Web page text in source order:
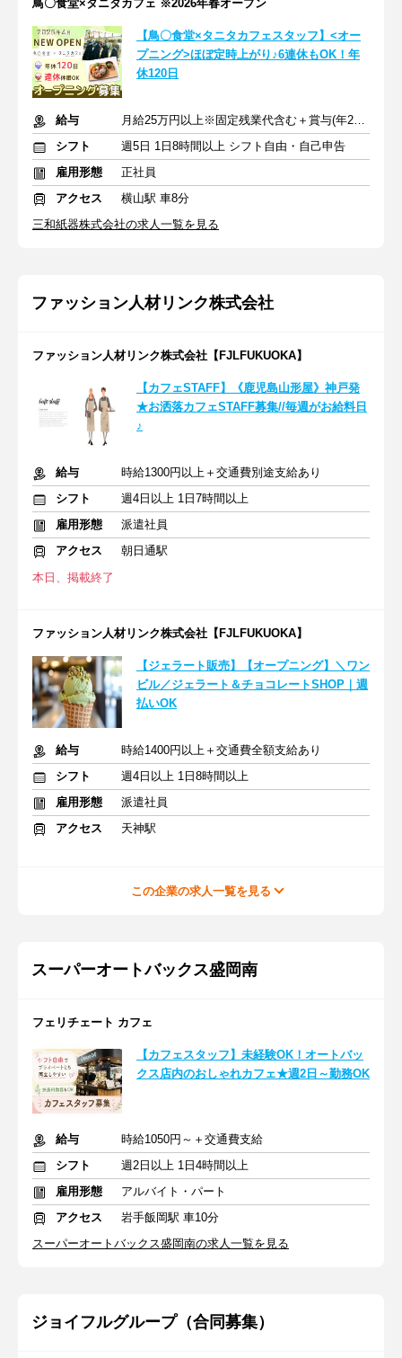
鳥〇食堂×タニタカフェ ※2026年春オープン
【鳥〇食堂×タニタカフェスタッフ】<オー
プニング>ほぼ定時上がり♪6連休もOK！年
休120日
給与
月給25万円以上※固定残業代含む＋賞与(年2回) ※交通費支給
シフト
週5日 1日8時間以上 シフト自由・自己申告
雇用形態
正社員
アクセス
横山駅 車8分
三和紙器株式会社の求人一覧を見る
ファッション人材リンク株式会社
ファッション人材リンク株式会社【FJLFUKUOKA】
【カフェSTAFF】《鹿児島山形屋》神戸発
★お洒落カフェSTAFF募集//毎週がお給料日
♪
給与
時給1300円以上＋交通費別途支給あり
シフト
週4日以上 1日7時間以上
雇用形態
派遣社員
アクセス
朝日通駅
本日、掲載終了
ファッション人材リンク株式会社【FJLFUKUOKA】
【ジェラート販売】【オープニング】＼ワン
ビル／ジェラート＆チョコレートSHOP｜週
払いOK
給与
時給1400円以上＋交通費全額支給あり
シフト
週4日以上 1日8時間以上
雇用形態
派遣社員
アクセス
天神駅
この企業の求人一覧を見る
スーパーオートバックス盛岡南
フェリチェート カフェ
【カフェスタッフ】未経験OK！オートバッ
クス店内のおしゃれカフェ★週2日～勤務OK
給与
時給1050円～＋交通費支給
シフト
週2日以上 1日4時間以上
雇用形態
アルバイト・パート
アクセス
岩手飯岡駅 車10分
スーパーオートバックス盛岡南の求人一覧を見る
ジョイフルグループ（合同募集）